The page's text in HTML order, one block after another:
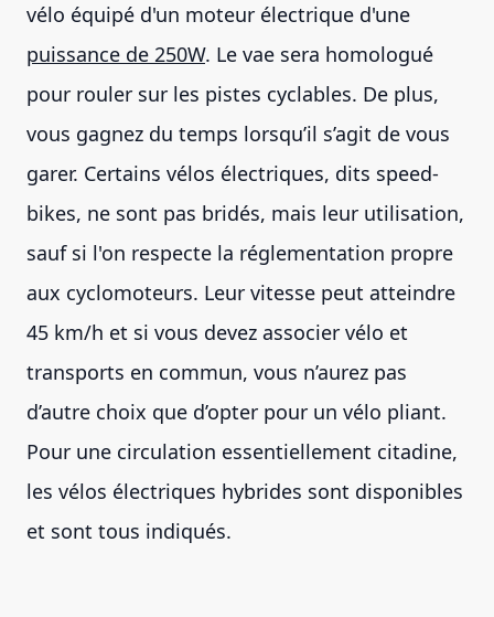
vélo équipé d'un moteur électrique d'une
puissance de 250W. Le vae sera homologué
pour rouler sur les pistes cyclables. De plus,
vous gagnez du temps lorsqu’il s’agit de vous
garer. Certains vélos électriques, dits speed-
bikes, ne sont pas bridés, mais leur utilisation,
sauf si l'on respecte la réglementation propre
aux cyclomoteurs. Leur vitesse peut atteindre
45 km/h et si vous devez associer vélo et
transports en commun, vous n’aurez pas
d’autre choix que d’opter pour un vélo pliant.
Pour une circulation essentiellement citadine,
les vélos électriques hybrides sont disponibles
et sont tous indiqués.